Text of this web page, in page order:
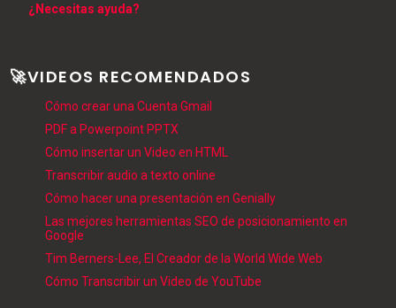
¿Necesitas ayuda?
🚀VIDEOS RECOMENDADOS
Cómo crear una Cuenta Gmail
PDF a Powerpoint PPTX
Cómo insertar un Video en HTML
Transcribir audio a texto online
Cómo hacer una presentación en Genially
Las mejores herramientas SEO de posicionamiento en
Google
Tim Berners-Lee, El Creador de la World Wide Web
Cómo Transcribir un Video de YouTube